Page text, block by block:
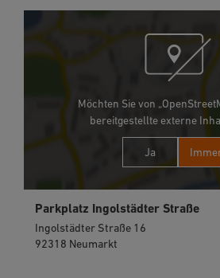
Möchten Sie von
bereitgestellte externe
Ja
Parkplatz Ingolstädter Straße
Ingolstädter Straße 16
92318 Neumarkt